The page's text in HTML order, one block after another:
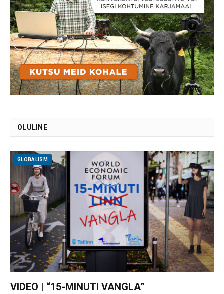
OLULINE
GLOBALISM
VIDEO | “15-MINUTI VANGLA”